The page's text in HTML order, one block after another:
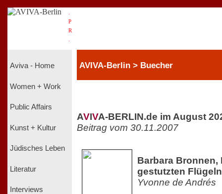
P
R
Aviva - Home
Women + Work
Public Affairs
Kunst + Kultur
Jüdisches Leben
Literatur
Interviews
AVIVA-Berlin > Buecher
AVIVA-BERLIN.de im August
Beitrag vom 30.11.2007
Barbara Bronnen,
gestutzten Flügeln
Yvonne de Andrés